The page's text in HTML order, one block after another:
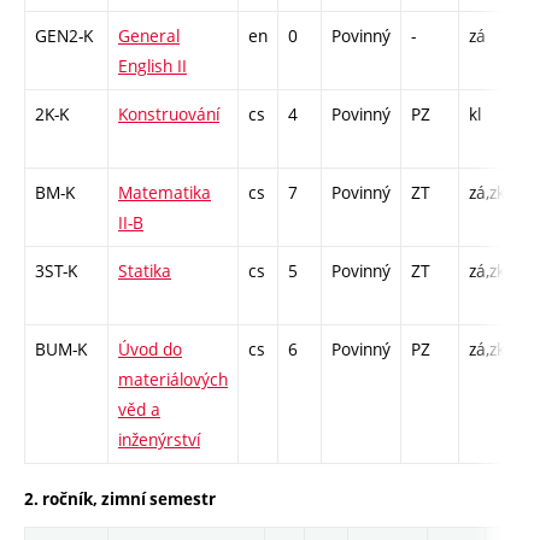
GEN2-K
General
English II
en 0 Povinný - zá
2K-K Konstruování cs 4 Povinný PZ kl
BM-K
Matematika
II-B
cs 7 Povinný ZT zá,zk
3ST-K Statika cs 5 Povinný ZT zá,zk
BUM-K
Úvod do
materiálových
věd a
inženýrství
cs 6 Povinný PZ zá,zk
2. ročník, zimní semestr